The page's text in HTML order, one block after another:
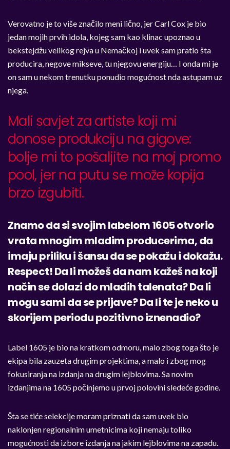
Verovatno je to više značilo meni lično, jer Carl Cox je bio
jedan mojih prvih idola, kojeg sam kao klinac upoznao u
bekstejdžu velikog rejva u Nemačkoj i uvek sam pratio šta
producira, negove mikseve, tu njegovu energiju… I onda mi je
on sam u nekom trenutku ponudio mogućnost nda astupam uz
njega.
Mali savjet za artiste koji mi
donose produkciju na gigove:
bolje mi to pošaljite na moj promo
pool, jer na putu se može kopija
brzo izgubiti.
Znamo da si svojim labelom 1605 otvorio
vrata mnogim mladim producerima, da
imaju priliku i šansu da se pokažu i dokažu.
Respect! Da li možeš da nam kažeš na koji
način se dolazi do mladih talenata? Da li
mogu sami da se prijave? Da li te je neko u
skorijem periodu pozitivno iznenadio?
Label 1605 je bio na kratkom odmoru, malo zbog toga što je
ekipa bila zauzeta drugim projektima, a malo i zbog mog
fokusiranja na izdanja na drugim lejblovima. Sa novim
izdanjima na 1605 počinjemo u prvoj polovini sledeće godine.
Šta se tiće selekcije moram priznati da sam uvek bio
naklonjen regionalnim umetnicima koji nemaju toliko
mogućnosti da izbore izdanja na jakim lejblovima na zapadu.